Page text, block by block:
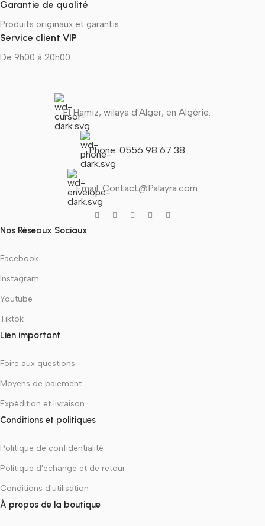
Garantie de qualité
Produits originaux et garantis.
Service client VIP
De 9h00 à 20h00.
El Hamiz, wilaya d'Alger, en Algérie.
Phone: 0556 98 67 38
Email: Contact@Palayra.com
Nos Réseaux Sociaux
Facebook
Instagram
Youtube
Tiktok
Lien important
Foire aux questions
Moyens de paiement
Expédition et livraison
Conditions et politiques
Politique de confidentialité
Politique d'échange et de retour
Conditions d'utilisation
À propos de la boutique